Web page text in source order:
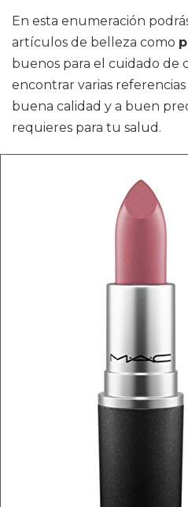
En esta enumeración
artículos de belleza como
buenos para el cuidado de
encontrar varias
buena calidad y a buen
requieres para tu salud.